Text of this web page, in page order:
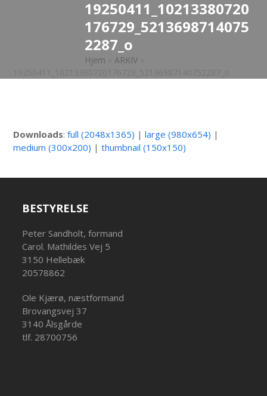
19250411_10213380720
176729_5213698714075
2287_o
Hjem »ARKIV
Downloads:full (2048x1365) |large (980x654) |
medium (300x200) |thumbnail (150x150)
BESTYRELSE
Peter Sandholt, formand
Carol. Mathildes Vej 5
3150 Hellebæk
20578862
Ole Kjærø, næstformand
Brovangsvej 37
3140 Ålsgårde
tlf. 28700756